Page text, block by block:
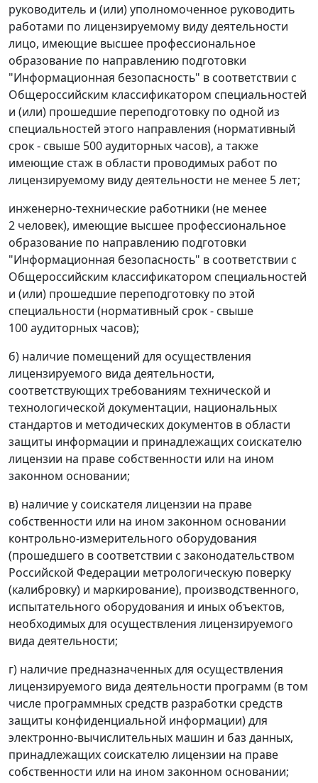
руководитель и (или) уполномоченное руководить
работами по лицензируемому виду деятельности
лицо, имеющие высшее профессиональное
образование по направлению подготовки
"Информационная безопасность" в соответствии с
Общероссийским классификатором специальностей
и (или) прошедшие переподготовку по одной из
специальностей этого направления (нормативный
срок - свыше 500 аудиторных часов), а также
имеющие стаж в области проводимых работ по
лицензируемому виду деятельности не менее 5 лет;
инженерно-технические работники (не менее
2 человек), имеющие высшее профессиональное
образование по направлению подготовки
"Информационная безопасность" в соответствии с
Общероссийским классификатором специальностей
и (или) прошедшие переподготовку по этой
специальности (нормативный срок - свыше
100 аудиторных часов);
б) наличие помещений для осуществления
лицензируемого вида деятельности,
соответствующих требованиям технической и
технологической документации, национальных
стандартов и методических документов в области
защиты информации и принадлежащих соискателю
лицензии на праве собственности или на ином
законном основании;
в) наличие у соискателя лицензии на праве
собственности или на ином законном основании
контрольно-измерительного оборудования
(прошедшего в соответствии с законодательством
Российской Федерации метрологическую поверку
(калибровку) и маркирование), производственного,
испытательного оборудования и иных объектов,
необходимых для осуществления лицензируемого
вида деятельности;
г) наличие предназначенных для осуществления
лицензируемого вида деятельности программ (в том
числе программных средств разработки средств
защиты конфиденциальной информации) для
электронно-вычислительных машин и баз данных,
принадлежащих соискателю лицензии на праве
собственности или на ином законном основании;